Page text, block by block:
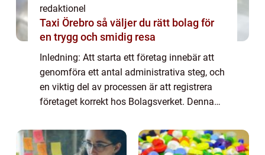
redaktionel
Taxi Örebro så väljer du rätt bolag för
en trygg och smidig resa
Inledning: Att starta ett företag innebär att
genomföra ett antal administrativa steg, och
en viktig del av processen är att registrera
företaget korrekt hos Bolagsverket. Denna
Bolagsverket och dess roll...